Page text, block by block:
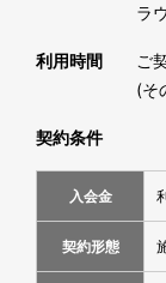
ラ
利用時間
ご
(そ
契約条件
入会金
契約形態